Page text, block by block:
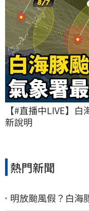
【#直播中LIVE】
新說明
熱門新聞
明放颱風假？白海